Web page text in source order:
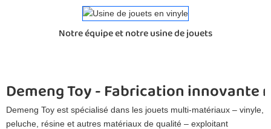
Notre équipe et notre usine de jouets
Demeng Toy - Fabrication
Demeng Toy est spécialisé dans les jouets multi-matériaux – vinyle,
peluche, résine et autres matériaux de qualité – exploitant